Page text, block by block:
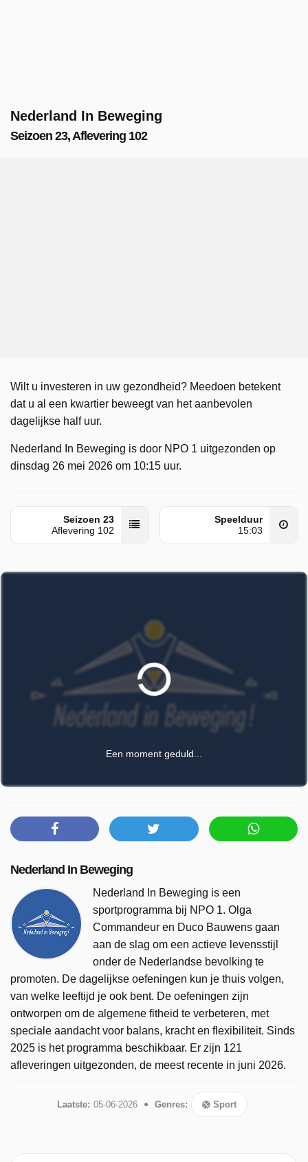
Nederland In Beweging
Seizoen 23, Aflevering 102
Wilt u investeren in uw gezondheid? Meedoen betekent
dat u al een kwartier beweegt van het aanbevolen
dagelijkse half uur.
Nederland In Beweging is door NPO 1 uitgezonden op
dinsdag 26 mei 2026 om 10:15 uur.
Seizoen 23
Aflevering 102
Speelduur
15:03
Een moment geduld...
Nederland In Beweging
Nederland In Beweging is een
sportprogramma bij NPO 1. Olga
Commandeur en Duco Bauwens gaan
aan de slag om een actieve levensstijl
onder de Nederlandse bevolking te
promoten. De dagelijkse oefeningen kun je thuis volgen,
van welke leeftijd je ook bent. De oefeningen zijn
ontworpen om de algemene fitheid te verbeteren, met
speciale aandacht voor balans, kracht en flexibiliteit. Sinds
2025 is het programma beschikbaar. Er zijn 121
afleveringen uitgezonden, de meest recente in juni 2026.
Laatste: 05-06-2026 Genres: Sport